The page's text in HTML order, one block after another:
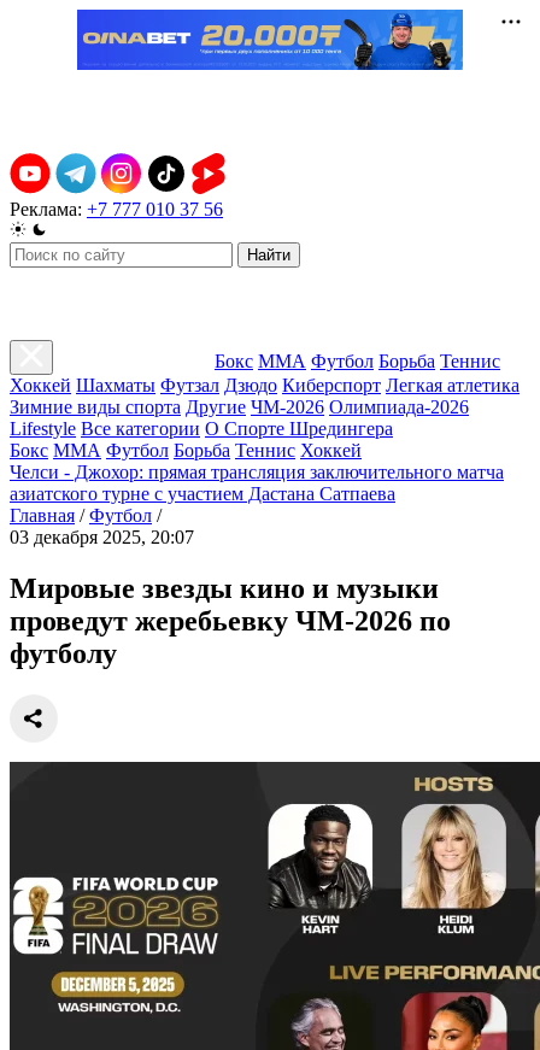
Реклама: +7 777 010 37 56
Найти
Бокс ММА Футбол Борьба Теннис
Хоккей Шахматы Футзал Дзюдо Киберспорт Легкая атлетика
Зимние виды спорта Другие ЧМ-2026 Олимпиада-2026
Lifestyle Все категории О Спорте Шредингера
Бокс ММА Футбол Борьба Теннис Хоккей
Челси - Джохор: прямая трансляция заключительного матча
азиатского турне с участием Дастана Сатпаева
Главная / Футбол /
03 декабря 2025, 20:07
Мировые звезды кино и музыки
проведут жеребьевку ЧМ-2026 по
футболу